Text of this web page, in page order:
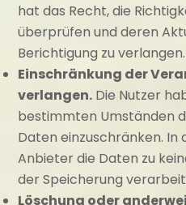
hat das Recht, die
überprüfen und deren
Berichtigung zu verlangen.
Einschränkung der
verlangen. Die Nutzer
bestimmten Umständen
Daten einzuschränken. In
Anbieter die Daten zu
der Speicherung
Löschung oder